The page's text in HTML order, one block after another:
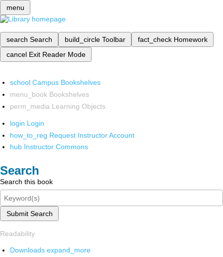
menu
search Search build_circle Toolbar fact_check Homework
cancel Exit Reader Mode
school Campus Bookshelves
menu_book Bookshelves
perm_media Learning Objects
login Login
how_to_reg Request Instructor Account
hub Instructor Commons
Search
Search this book
Submit Search
Readability
Downloads expand_more